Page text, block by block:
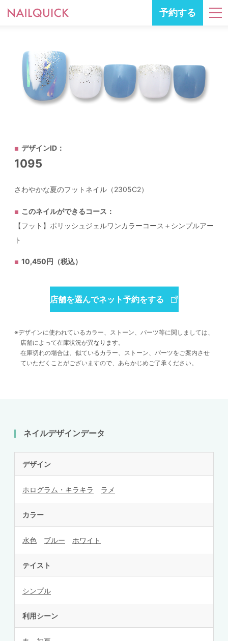
予約する
デザインID：
1095
さわやかな夏のフットネイル（2305C2）
このネイルができるコース：
【フット】ポリッシュジェルワンカラーコース＋シンプルアー
ト
10,450円（税込）
店舗を選んでネット予約をする
デザインに使われているカラー、ストーン、パーツ等に関しましては、
店舗によって在庫状況が異なります。
在庫切れの場合は、似ているカラー、ストーン、パーツをご案内させ
ていただくことがございますので、あらかじめご了承ください。
ネイルデザインデータ
デザイン
ホログラム・キラキラ ラメ
カラー
水色 ブルー ホワイト
テイスト
シンプル
利用シーン